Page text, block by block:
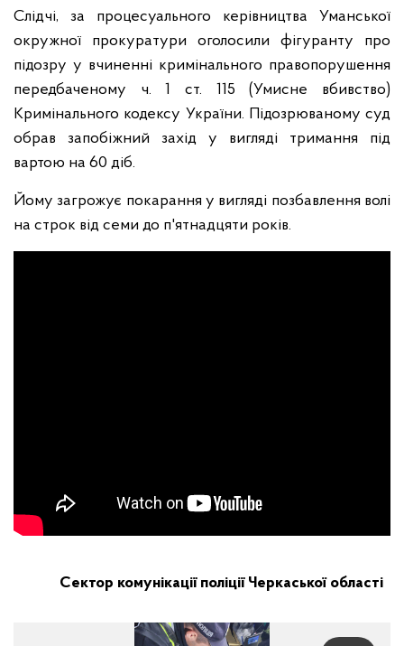
Слідчі, за процесуального керівництва Уманської
окружної прокуратури оголосили фігуранту про
підозру у вчиненні кримінального правопорушення
передбаченому ч. 1 ст. 115 (Умисне вбивство)
Кримінального кодексу України. Підозрюваному суд
обрав запобіжний захід у вигляді тримання під
вартою на 60 діб.
Йому загрожує покарання у вигляді позбавлення волі
на строк від семи до п'ятнадцяти років.
Сектор комунікації поліції Черкаської області